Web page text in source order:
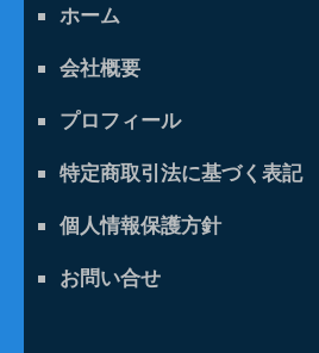
ホーム
会社概要
プロフィール
特定商取引法に基づく表記
個人情報保護方針
お問い合せ